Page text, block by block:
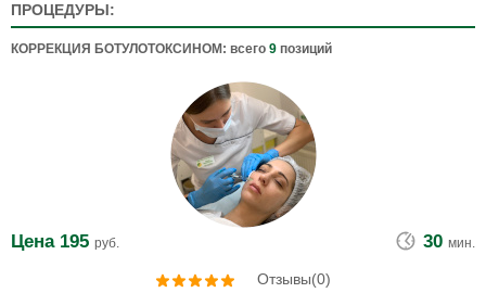
ПРОЦЕДУРЫ:
КОРРЕКЦИЯ БОТУЛОТОКСИНОМ : всего 9 позиций
Цена195 руб. 30 мин.
Отзывы(0)